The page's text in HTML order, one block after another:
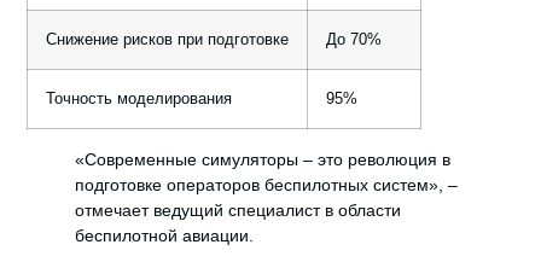
Снижение рисков при подготовке До 70%
Точность моделирования 95%
«Современные симуляторы – это революция в
подготовке операторов беспилотных систем», –
отмечает ведущий специалист в области
беспилотной авиации.